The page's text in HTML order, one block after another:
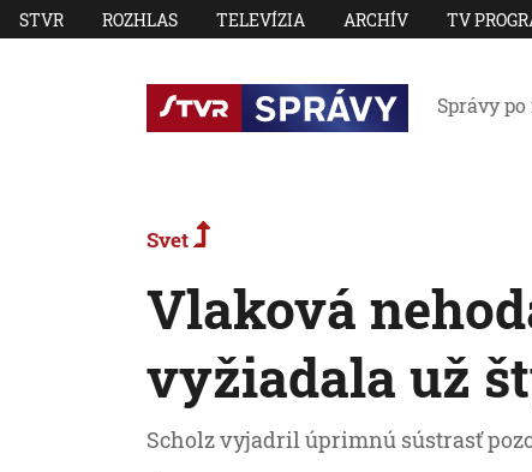
STVR ROZHLAS TELEVÍZIA ARCHÍV TV
Správy
Svet
Vlaková
vyžiadala už
Scholz vyjadril úprimnú sústrasť